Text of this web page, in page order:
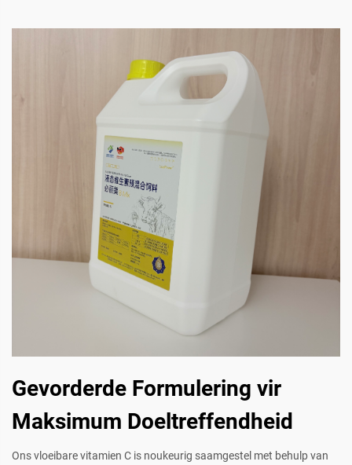
Gevorderde Formulering vir
Maksimum Doeltreffendheid
Ons vloeibare vitamien C is noukeurig saamgestel met behulp van